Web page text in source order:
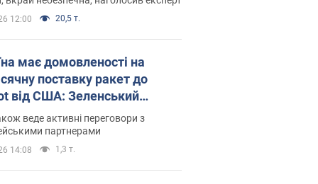
12:00 20,5 т.
має домовленості на
поставку ракет до
від США: Зеленський
подробиці
веде активні переговори з
партнерами
14:08 1,3 т.